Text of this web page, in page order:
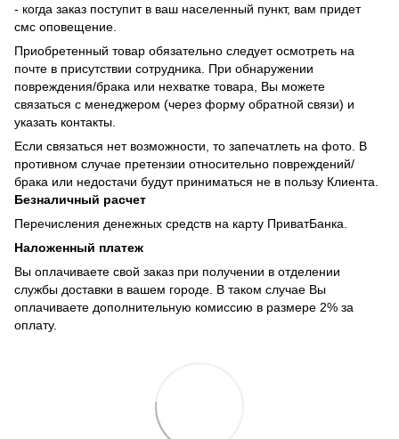
- когда заказ поступит в ваш населенный пункт, вам придет
смс оповещение.
Приобретенный товар обязательно следует осмотреть на
почте в присутствии сотрудника. При обнаружении
повреждения/брака или нехватке товара, Вы можете
связаться с менеджером (через форму обратной связи) и
указать контакты.
Если связаться нет возможности, то запечатлеть на фото. В
противном случае претензии относительно повреждений/
брака или недостачи будут приниматься не в пользу Клиента.
Безналичный расчет
Перечисления денежных средств на карту ПриватБанка.
Наложенный платеж
Вы оплачиваете свой заказ при получении в отделении
службы доставки в вашем городе. В таком случае Вы
оплачиваете дополнительную комиссию в размере 2% за
оплату.